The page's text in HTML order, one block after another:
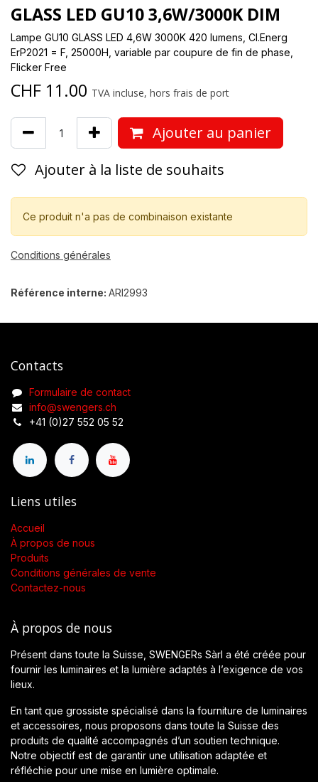
GLASS LED GU10 3,6W/3000K DIM
Lampe GU10 GLASS LED 4,6W 3000K 420 lumens, Cl.Energ
ErP2021 = F, 25000H, variable par coupure de fin de phase,
Flicker Free
CHF 11.00 TVA incluse, hors frais de port
Ajouter au panier
Ajouter à la liste de souhaits
Ce produit n'a pas de combinaison existante
Conditions générales
Référence interne: ARI2993
Contacts
Formulaire de contact
info@swengers.ch
+41 (0)27 552 05 52
Liens utiles
Accueil
À propos de nous
Produits
Conditions générales de vente
Contactez-nous
À propos de nous
Présent dans toute la Suisse, SWENGERs Sàrl a été créée pour
fournir les luminaires et la lumière adaptés à l’exigence de vos
lieux.
En tant que grossiste spécialisé dans la fourniture de luminaires
et accessoires, nous proposons dans toute la Suisse des
produits de qualité accompagnés d’un soutien technique.
Notre objectif est de garantir une utilisation adaptée et
réfléchie pour une mise en lumière optimale.